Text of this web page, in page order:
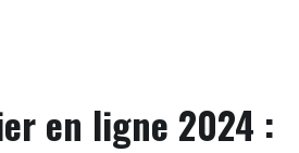
en ligne 2024 :